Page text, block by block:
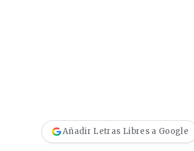
Añadir Letras Libres a Google